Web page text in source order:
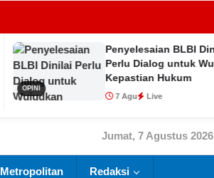
Penyelesaian BLBI Dinilai
Perlu Dialog untuk Wujudkan
Kepastian Hukum
7 Agu
Jumat, 7 Agustus 2026
Metropolitan Redaksi